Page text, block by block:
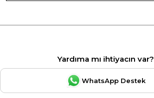
Yardıma mı ihtiyacın var?
WhatsApp Destek